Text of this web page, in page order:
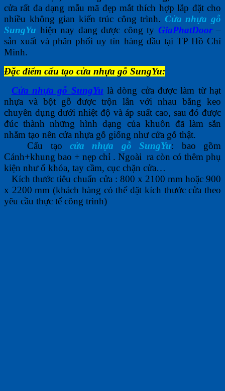
cửa rất đa dạng mẫu mã đẹp mắt thích hợp lắp đặt cho
nhiều không gian kiến trúc công trình. Cửa nhựa gỗ
SungYu hiện nay đang được công ty GiaPhatDoor–
sản xuất và phân phối uy tín hàng đầu tại TP Hồ Chí
Minh.
Đặc điểm cấu tạo cửa nhựa gỗ SungYu:
Cửa nhựa gỗ SungYu là dòng cửa được làm từ hạt
nhựa và bột gỗ được trộn lẫn với nhau bằng keo
chuyên dụng dưới nhiệt độ và áp suất cao, sau đó được
đúc thành những hình dạng của khuôn đã làm sẵn
nhằm tạo nên cửa nhựa gỗ giống như cửa gỗ thật.
Cấu tạo cửa nhựa gỗ SungYu:
bao gồm
Cánh+khung bao + nẹp chỉ . Ngoài ra còn có thêm phụ
kiện như ổ khóa, tay cầm, cục chặn cửa…
Kích thước tiêu chuẩn cửa : 800 x 2100 mm hoặc 900
x 2200 mm (khách hàng có thể đặt kích thước cửa theo
yêu cầu thực tế công trình)